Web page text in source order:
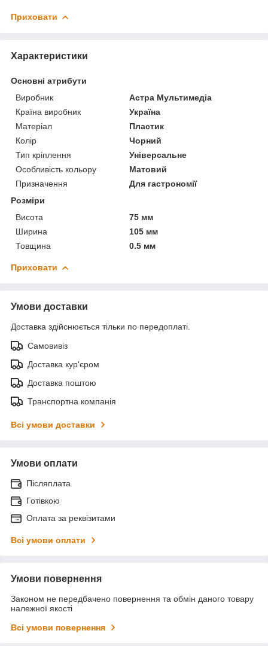
Приховати
Характеристики
Основні атрибути
Виробник
Астра Мультимедіа
Країна виробник
Україна
Матеріал
Пластик
Колір
Чорний
Тип кріплення
Універсальне
Особливість кольору
Матовий
Призначення
Для гастрономії
Розміри
Висота
75 мм
Ширина
105 мм
Товщина
0.5 мм
Приховати
Умови доставки
Доставка здійснюється тільки по передоплаті.
Самовивіз
Доставка кур'єром
Доставка поштою
Транспортна компанія
Всі умови доставки
Умови оплати
Післяплата
Готівкою
Оплата за реквізитами
Всі умови оплати
Умови повернення
Законом не передбачено повернення та обмін даного товару
належної якості
Всі умови повернення